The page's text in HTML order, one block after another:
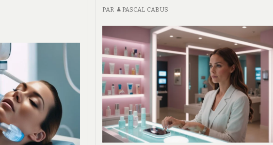
PAR PASCAL CABUS